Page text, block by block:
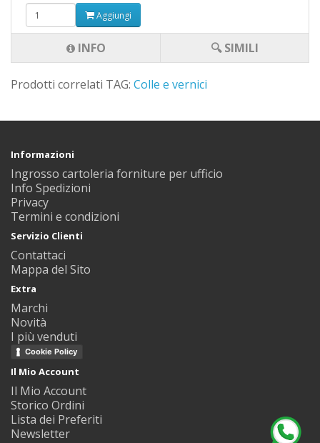
Aggiungi
INFO 🔍 SIMILI
Prodotti correlati TAG: Colle e vernici
Informazioni
Ingrosso cartoleria forniture per ufficio
Info Spedizioni
Privacy
Termini e condizioni
Servizio Clienti
Contattaci
Mappa del Sito
Extra
Marchi
Novità
I più venduti
Cookie Policy
Il Mio Account
Il Mio Account
Storico Ordini
Lista dei Preferiti
Newsletter